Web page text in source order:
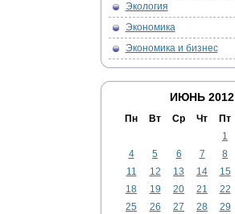
Экология
Экономика
Экономика и бизнес
ИЮНЬ 2012
Пн Вт Ср Чт Пт
1
4
5 6 7 8
11
12 13 14 15
18
19 20 21 22
25
26 27 28 29